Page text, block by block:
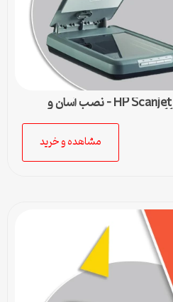
دانلود درایور اسکنر HP Scanjet G3010 – نصب آسان و
مشاهده و خرید